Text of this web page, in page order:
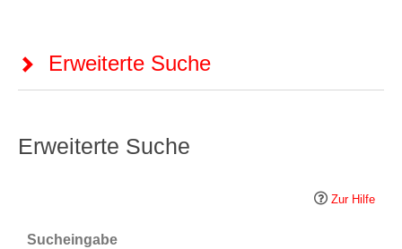
Erweiterte Suche
Erweiterte Suche
Zur Hilfe
Sucheingabe